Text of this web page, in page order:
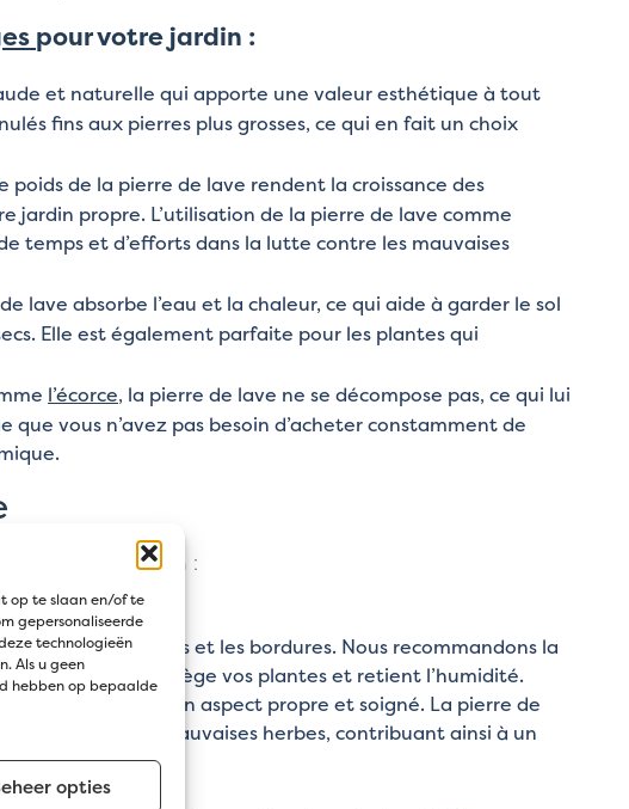
op te slaan en/of te
gepersonaliseerde
technologieën
Als u geen
hebben op bepaalde
opties
pour votre jardin :
et naturelle qui apporte une valeur esthétique à tout
fins aux pierres plus grosses, ce qui en fait un choix
poids de la pierre de lave rendent la croissance des
jardin propre. L’utilisation de la pierre de lave comme
temps et d’efforts dans la lutte contre les mauvaises
lave absorbe l’eau et la chaleur, ce qui aide à garder le sol
Elle est également parfaite pour les plantes qui
l’écorce, la pierre de lave ne se décompose pas, ce qui lui
vous n’avez pas besoin d’acheter constamment de
dans votre jardin :
parterres de fleurs et les bordures. Nous recommandons la
uniforme qui protège vos plantes et retient l’humidité.
et donnent un aspect propre et soigné. La pierre de
mousse et des mauvaises herbes, contribuant ainsi à un